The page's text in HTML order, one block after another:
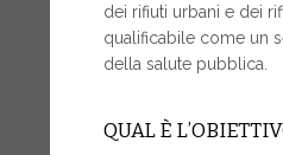
dei rifiuti urbani e dei
qualificabile come un
della salute pubblica.
QUAL È